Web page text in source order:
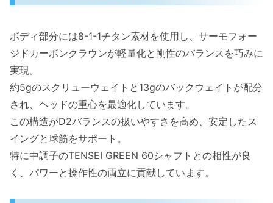
ボディ部分には8-1-1チタン素材を使用し、サーモフォー
ジドカーボンクラウンが軽量化と剛性のバランスを巧みに
実現。
約5gのスクリューウェイトと13gのバックウェイトが配分
され、ヘッドの重心を最適化しています。
この構造がD2バランスの扱いやすさを高め、安定したス
イングと球筋をサポート。
特に中調子のTENSEI GREEN 60シャフトとの相性が良
く、パワーと操作性の両立に貢献しています。